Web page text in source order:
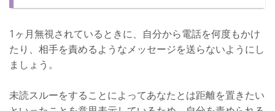
1ヶ月無視されているときに、自分から電話を何度もかけ
たり、相手を責めるようなメッセージを送らないようにし
ましょう。
未読スルーをすることによってあなたとは距離を置きたい